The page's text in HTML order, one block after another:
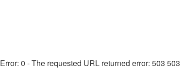
Error: 0 - The requested URL returned error: 503 503